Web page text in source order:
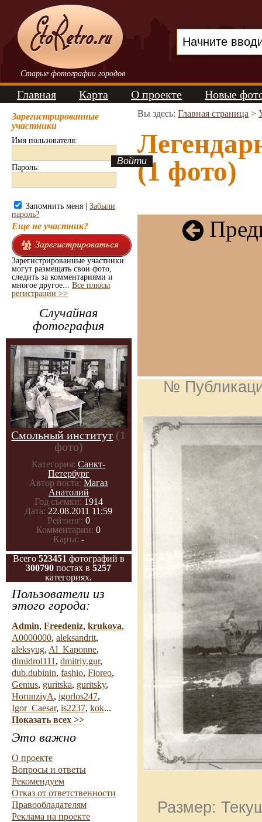
Старые фотографии городов
Главная Карта О проекте Новые
Зарегистрированные
участники
Имя пользователя:
Пароль:
Запомнить меня | Забыли
пароль?
Еще не участник?
Зарегистрированные участники
могут размещать свои фото,
следить за комментариями и
многое другое... Все плюсы
регистрации >>
Случайная
фотография
Смольный институт (1
фото)
Категория: Санкт-
Петербург
Автор поста: Магаз
Анатолий
Год съемки: 1914
Дата: 22.08.2011 11:59
Рейтинг: 0
Комментарии: 0
Карта: -
Всего 523451 фотографий в
300790 постах в5257
категориях.
Пользователи из
этого города:
Admin, Freedeniz, krukova,
A0000000, aleksandrit,
aleksyug, Al_Kaponne,
dimidrol111 , dmitriy.gur,
dub.dubinin, fashio, Floreo,
Genius, guritska, guritsky,
HorunziyA, igorlos247,
Igor_Caesar, is2237, kok...
Показать всех >>
Это важно
О проекте
Вопросы и ответы
Рекомендуем
Отказ от ответственности
Правообладателям
Реклама на проекте
Вы здесь: Главная страница >
(1 фото)
№
Размер: